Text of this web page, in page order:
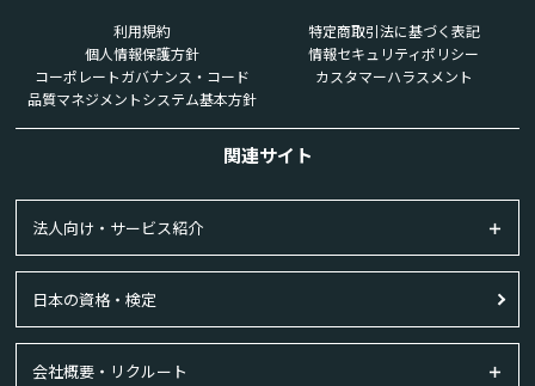
利用規約
特定商取引法に基づく表記
個人情報保護方針
情報セキュリティポリシー
コーポレートガバナンス・コード
カスタマーハラスメント
品質マネジメントシステム基本方針
関連サイト
法人向け・サービス紹介
日本の資格・検定
会社概要・リクルート